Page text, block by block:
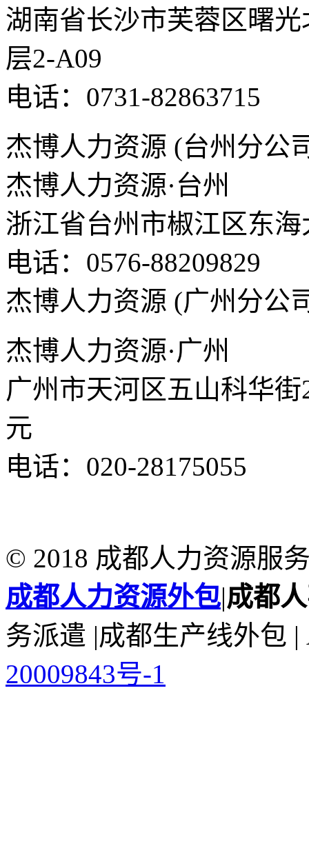
湖南省长沙市芙蓉区曙
层2-A09
电话：0731-82863715
杰博人力资源 (台州分公
杰博人力资源·台州
浙江省台州市椒江区东
电话：0576-88209829
杰博人力资源 (广州分公
杰博人力资源·广州
广州市天河区五山科华
元
电话：020-28175055
© 2018 成都人力资源服
成都人力资源外包|成都
务派遣 |成都生产线外包
20009843号-1